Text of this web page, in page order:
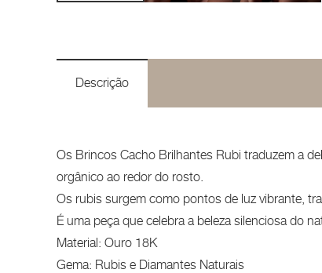
Descrição
Os Brincos Cacho Brilhantes Rubi traduzem a
orgânico ao redor do rosto.
Os rubis surgem como pontos de luz vibrante,
É uma peça que celebra a beleza silenciosa do
Material: Ouro 18K
Gema: Rubis e Diamantes Naturais